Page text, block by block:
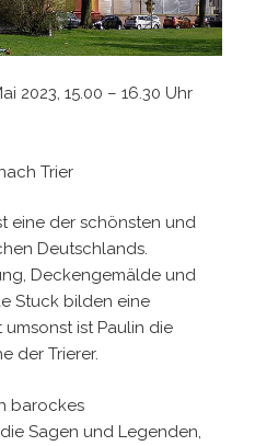
2023, 15.00 – 16.30 Uhr
Trier
eine der schönsten und
Deutschlands.
Deckengemälde und
Stuck bilden eine
ist Paulin die
der Trierer.
barockes
Sagen und Legenden,